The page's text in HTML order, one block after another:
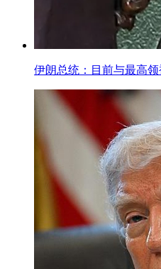
伊朗总统：目前与最高